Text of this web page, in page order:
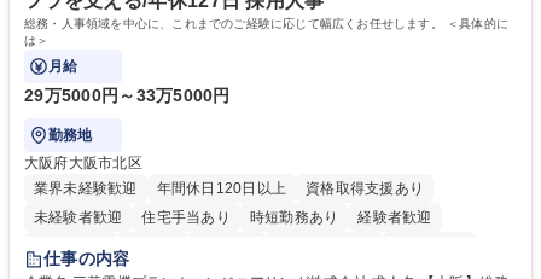
大学 語学力： 資格：
総務・人事領域を中心に、これまでのご経験に応じて幅広くお任せします。 ＜具体的に
は＞
月給
29万5000円～33万5000円
勤務地
大阪府大阪市北区
業界未経験歓迎
年間休日120日以上
資格取得支援あり
未経験者歓迎
住宅手当あり 時短勤務あり
経験者歓迎
退職金あり
駅近5分以内
土日祝休み 服装自由 寮・社宅あり 食事補助あり
仕事の内容